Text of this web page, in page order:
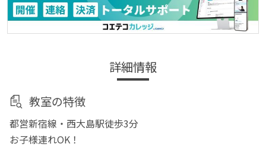
詳細情報
教室の特徴
都営新宿線・西大島駅徒歩3分
お子様連れOK！